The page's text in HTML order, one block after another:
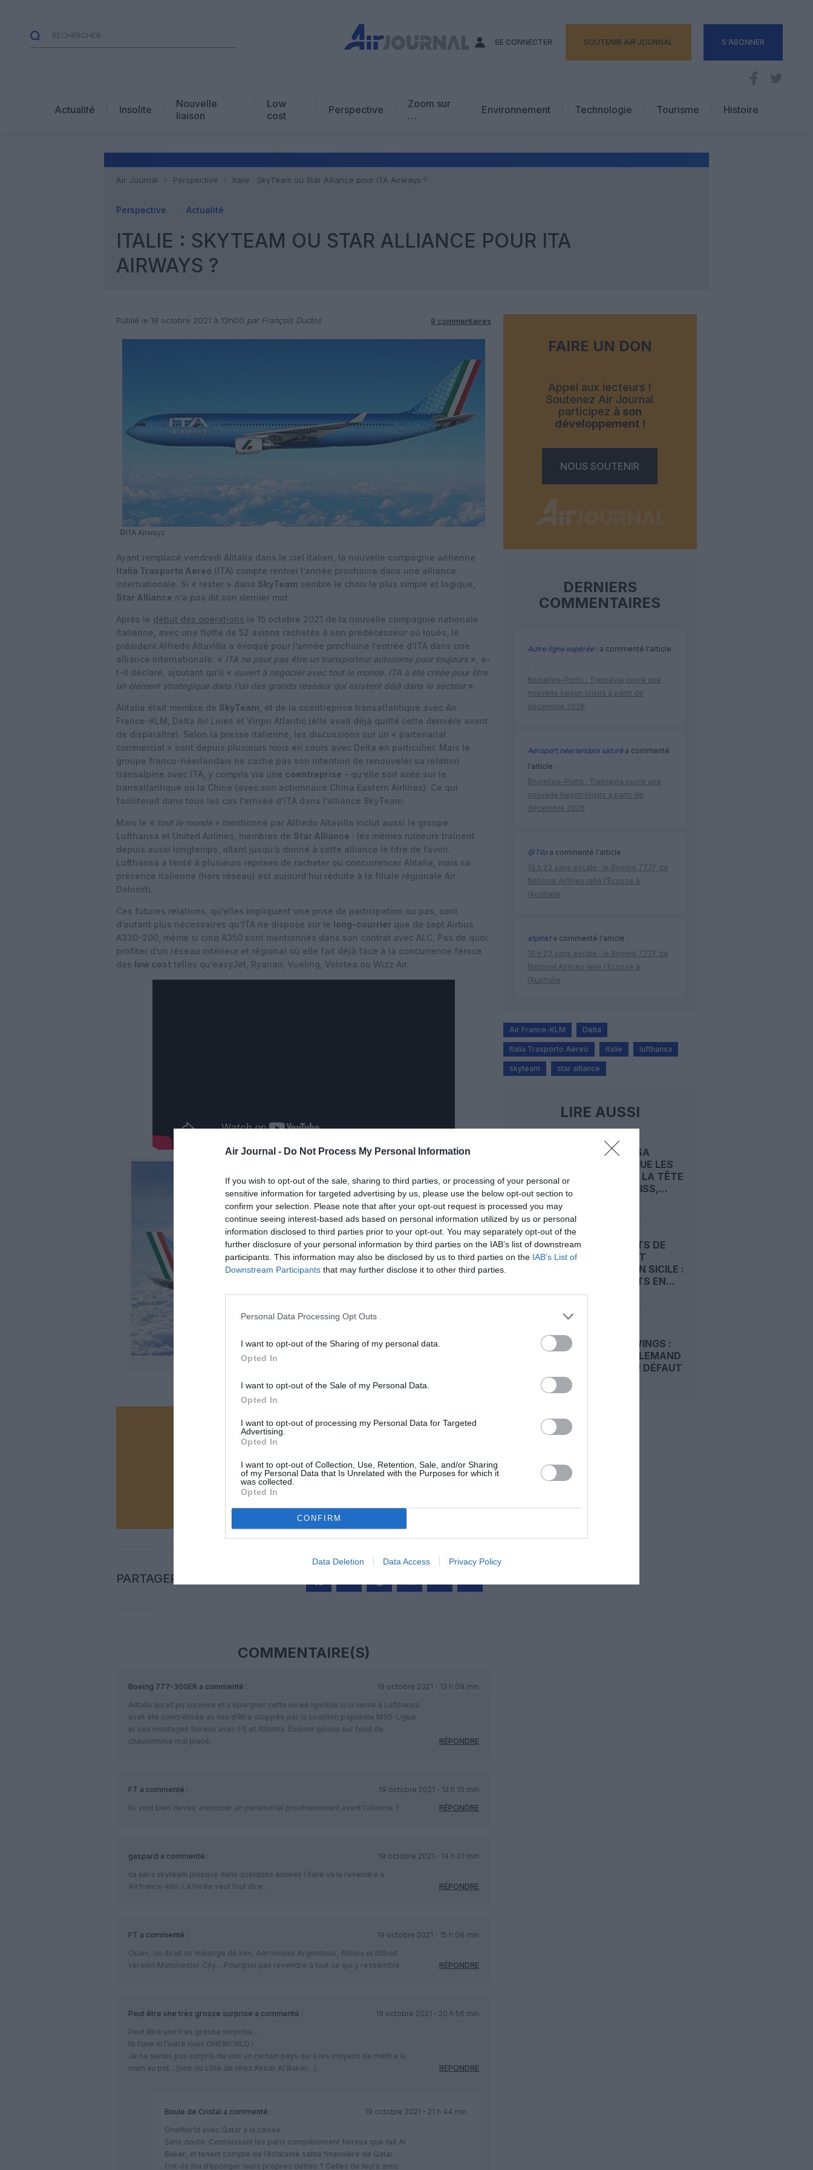
Air Journal - Do Not Process My Personal Information
If you wish to opt-out of the sale, sharing to third parties, or processing of your personal or
sensitive information for targeted advertising by us, please use the below opt-out section to
confirm your selection. Please note that after your opt-out request is processed you may
continue seeing interest-based ads based on personal information utilized by us or personal
information disclosed to third parties prior to your opt-out. You may separately opt-out of the
further disclosure of your personal information by third parties on the IAB’s list of downstream
participants. This information may also be disclosed by us to third parties on the IAB’s List of
Downstream Participants that may further disclose it to other third parties.
Personal Data Processing Opt Outs
I want to opt-out of the Sharing of my personal data.
Opted In
I want to opt-out of the Sale of my Personal Data.
Opted In
I want to opt-out of processing my Personal Data for Targeted
Advertising.
Opted In
I want to opt-out of Collection, Use, Retention, Sale, and/or Sharing
of my Personal Data that Is Unrelated with the Purposes for which it
was collected.
Opted In
CONFIRM
Data Deletion Data Access Privacy Policy
SE CONNECTER SOUTENIR AIR JOURNAL S'ABONNER
Actualité Insolite
Nouvelle
liaison
Low
cost
Perspective
Zoom sur
…
Avis d’expert
Environnement Technologie
Tourisme
Hôtellerie
Histoire
Air Journal Perspective Italie : SkyTeam ou Star Alliance pour ITA Airways ?
Perspective Actualité
ITALIE : SKYTEAM OU STAR ALLIANCE POUR ITA
AIRWAYS ?
Publié le 19 octobre 2021 à 13h00 par François Duclos 9 commentaires
©ITA Airways
Ayant remplacé vendredi Alitalia dans le ciel italien, la nouvelle compagnie aérienne
Italia Trasporto Aereo (ITA) compte rentrer l’année prochaine dans une alliance
internationale. Si « rester » dans SkyTeam semble le choix le plus simple et logique,
Star Alliance n’a pas dit son dernier mot.
Après le début des opérations le 15 octobre 2021 de la nouvelle compagnie nationale
italienne, avec une flotte de 52 avions rachetés à son prédécesseur ou loués, le
président Alfredo Altavilla a évoqué pour l’année prochaine l’entrée d’ITA dans une
alliance internationale. « ITA ne peut pas être un transporteur autonome pour toujours », a-
t-il déclaré, ajoutant qu’il « ouvert à négocier avec tout le monde. ITA a été créée pour être
un élément stratégique dans l’un des grands réseaux qui existent déjà dans le secteur».
Alitalia était membre de SkyTeam , et de la coentreprise transatlantique avec Air
France-KLM, Delta Air Lines et Virgin Atlantic (elle avait déjà quitté cette dernière avant
de disparaître). Selon la presse italienne, les discussions sur un « partenariat
commercial » sont depuis plusieurs mois en cours avec Delta en particulier. Mais le
groupe franco-néerlandais ne cache pas son intention de renouveler sa relation
transalpine avec ITA, y compris via une coentreprise – qu’elle soit axée sur le
transatlantique ou la Chine (avec son actionnaire China Eastern Airlines). Ce qui
faciliterait dans tous les cas l’arrivée d’ITA dans l’alliance SkyTeam.
Mais le « tout le monde » mentionné par Alfredo Altavilla inclut aussi le groupe
Lufthansa et United Airlines, membres de Star Alliance : les mêmes rumeurs traînent
depuis aussi longtemps, allant jusqu’à donné à cette alliance le titre de favori.
Lufthansa a tenté à plusieurs reprises de racheter ou concurrencer Alitalia, mais sa
présence italienne (hors réseau) est aujourd’hui réduite à la filiale régionale Air
Dolomiti.
Ces futures relations, qu’elles impliquent une prise de participation ou pas, sont
d’autant plus nécessaires qu’ITA ne dispose sur le long-courrier que de sept Airbus
A330-200, même si cinq A350 sont mentionnés dans son contrat avec ALC. Pas de quoi
profiter d’un réseau intérieur et régional où elle fait déjà face à la concurrence féroce
des low cost telles qu’easyJet, Ryanair, Vueling, Volotea ou Wizz Air.
Vous avez apprécié l’article ?
Soutenez-nous, faites un don !
NOUS SOUTENIR
PARTAGER L'ARTICLE
COMMENTAIRE(S)
Boeing 777-300ER a commenté :
19 octobre 2021 - 13 h 09 min
Alitalia aurait pu survivre et s’épargner cette livrée ignoble si la vente à Lufthansa
avait été concrétisée au lieu d’être stoppée par la coalition populiste M5S-Ligue
et ses montages foireux avec FS et Atlantia. Énième gâchis sur fond de
chauvinisme mal placé.
RÉPONDRE
FT a commenté :
19 octobre 2021 - 13 h 10 min
Ils vont bien devoir annoncer un partenariat prochainement avant l’alliance ?
RÉPONDRE
gaspard a commenté :
19 octobre 2021 - 14 h 01 min
ca sera skyteam puisque dans quelques années l’italie va la revendre à
Airfrance-klm. La livrée veut tout dire…
RÉPONDRE
FT a commenté :
19 octobre 2021 - 15 h 06 min
Ouais, on dirait un mélange de klm, Aerolineas Argentinas, Alitalia et Etihad
version Manchester City… Pourquoi pas revendre à tout ce qui y ressemble
RÉPONDRE
Peut être une très grosse surprise a commenté :
19 octobre 2021 - 20 h 56 min
Peut être une très grosse surprise…
Ni l’une ni l’autre mais ONEWORLD !
Je ne serais pas surpris de voir un certain pays qui a les moyens de mettre la
main au pot…(voir du côté de chez Akbar Al Baker…).
RÉPONDRE
Boule de Cristal a commenté :
19 octobre 2021 - 21 h 44 min
OneWorld avec Qatar à la caisse.
Sans doute. Connaissant les paris complètement foireux que fait Al
Baker, et tenant compte de l’éclatante santé financière de Qatar..
Ont-ils fini d’éponger leurs propres dettes ? Celles de leurs amis
FAIRE UN DON
Appel aux lecteurs !
Soutenez Air Journal
participez à son
développement !
NOUS SOUTENIR
DERNIERS
COMMENTAIRES
Autre ligne espérée :a commenté l'article
:
Bruxelles–Porto : Transavia ouvre une
nouvelle liaison loisirs à partir de
décembre 2026
Aéroport néerlandais saturéa commenté
l'article :
Bruxelles–Porto : Transavia ouvre une
nouvelle liaison loisirs à partir de
décembre 2026
@Tiloa commenté l'article :
19 h 23 sans escale : le Boeing 777F de
National Airlines relie l’Écosse à
l’Australie
atplhkta commenté l'article :
19 h 23 sans escale : le Boeing 777F de
National Airlines relie l’Écosse à
l’Australie
Air France-KLM Delta
Italia Trasporto Aereo italie lufthansa
skyteam star alliance
LIRE AUSSI
LUFTHANSA
REDISTRIBUE LES
CARTES À LA TÊTE
D’EDELWEISS,...
AÉROPORTS DE
CATANE ET
COMISO EN SICILE :
DIX GÉANTS EN...
GERMANWINGS :
L’ÉTAT ALLEMAND
VISÉ POUR DÉFAUT